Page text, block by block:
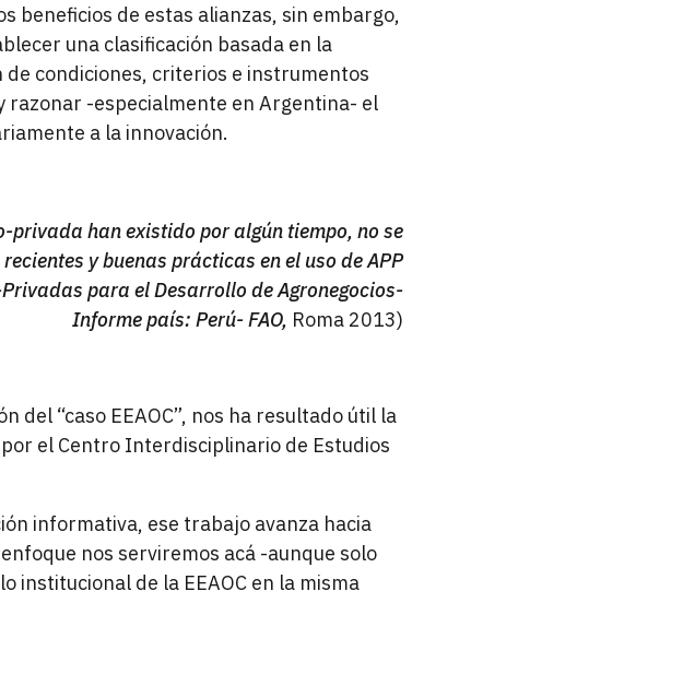
beneficios de estas alianzas, sin embargo,
una clasificación basada en la
de condiciones, criterios e instrumentos
-especialmente en Argentina- el
a la innovación.
han existido por algún tiempo, no se
y buenas prácticas en el uso de APP
para el Desarrollo de Agronegocios-
Informe país: Perú- FAO, Roma 2013)
del “caso EEAOC”, nos ha resultado útil la
el Centro Interdisciplinario de Estudios
informativa, ese trabajo avanza hacia
nos serviremos acá -aunque solo
de la EEAOC en la misma